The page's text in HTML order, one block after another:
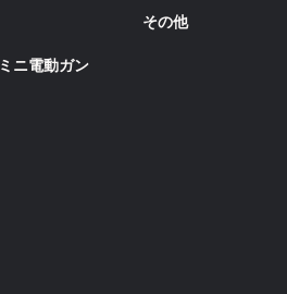
その他
ミニ電動ガン